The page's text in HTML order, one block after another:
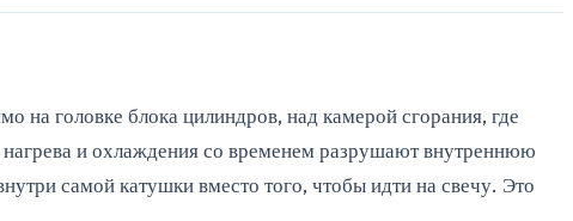
на головке блока цилиндров, над камерой сгорания, где
нагрева и охлаждения со временем разрушают внутреннюю
самой катушки вместо того, чтобы идти на свечу. Это